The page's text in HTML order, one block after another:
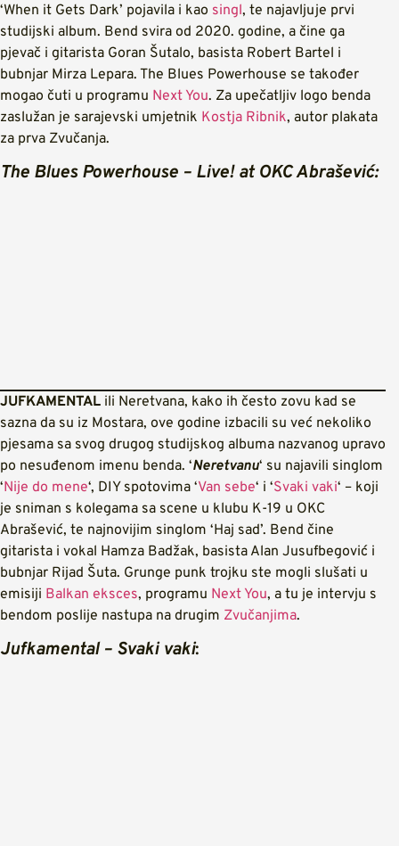
‘When it Gets Dark’ pojavila i kao singl, te najavljuje prvi
studijski album. Bend svira od 2020. godine, a čine ga
pjevač i gitarista Goran Šutalo, basista Robert Bartel i
bubnjar Mirza Lepara. The Blues Powerhouse se također
mogao čuti u programu Next You. Za upečatljiv logo benda
zaslužan je sarajevski umjetnik Kostja Ribnik, autor plakata
za prva Zvučanja.
The Blues Powerhouse – Live! at OKC Abrašević:
JUFKAMENTAL ili Neretvana, kako ih često zovu kad se
sazna da su iz Mostara, ove godine izbacili su već nekoliko
pjesama sa svog drugog studijskog albuma nazvanog upravo
po nesuđenom imenu benda. ‘Neretvanu‘ su najavili singlom
‘Nije do mene‘, DIY spotovima ‘Van sebe‘ i ‘Svaki vaki‘ – koji
je sniman s kolegama sa scene u klubu K-19 u OKC
Abrašević, te najnovijim singlom ‘Haj sad’. Bend čine
gitarista i vokal Hamza Badžak, basista Alan Jusufbegović i
bubnjar Rijad Šuta. Grunge punk trojku ste mogli slušati u
emisiji Balkan eksces, programu Next You, a tu je intervju s
bendom poslije nastupa na drugim Zvučanjima.
Jufkamental – Svaki vaki: